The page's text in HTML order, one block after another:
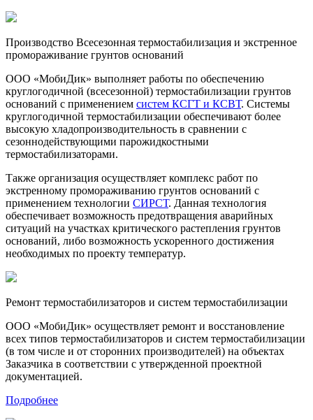
Производство Всесезонная термостабилизация и экстренное
промораживание грунтов оснований
ООО «МобиДик» выполняет работы по обеспечению
круглогодичной (всесезонной) термостабилизации грунтов
оснований с применением систем КСГТ и КСВТ. Системы
круглогодичной термостабилизации обеспечивают более
высокую хладопроизводительность в сравнении с
сезоннодействующими парожидкостными
термостабилизаторами.
Также организация осуществляет комплекс работ по
экстренному промораживанию грунтов оснований с
применением технологии СИРСТ. Данная технология
обеспечивает возможность предотвращения аварийных
ситуаций на участках критического растепления грунтов
оснований, либо возможность ускоренного достижения
необходимых по проекту температур.
Ремонт термостабилизаторов и систем термостабилизации
ООО «МобиДик» осуществляет ремонт и восстановление
всех типов термостабилизаторов и систем термостабилизации
(в том числе и от сторонних производителей) на объектах
Заказчика в соответствии с утвержденной проектной
документацией.
Подробнее